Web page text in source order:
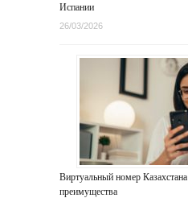
Испании
26/03/2026
Виртуальный номер
преимущества